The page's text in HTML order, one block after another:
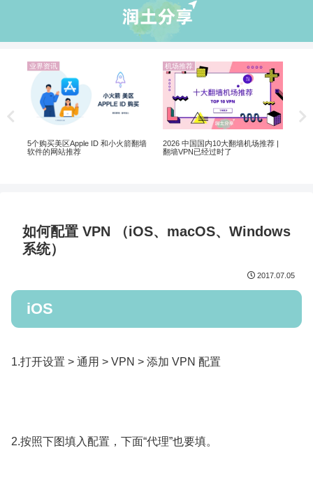
国国内10大翻墙机场推荐 |
已经过时了
翻墙选 VPN 还是机场？
业界资讯
ChatGPT 国内怎
ChatGPT 注册的
如何配置 VPN （iOS、macOS、Windows
系统）
2017.07.05
iOS
1.打开设置 > 通用 > VPN > 添加 VPN 配置
2.按照下图填入配置，下面“代理”也要填。